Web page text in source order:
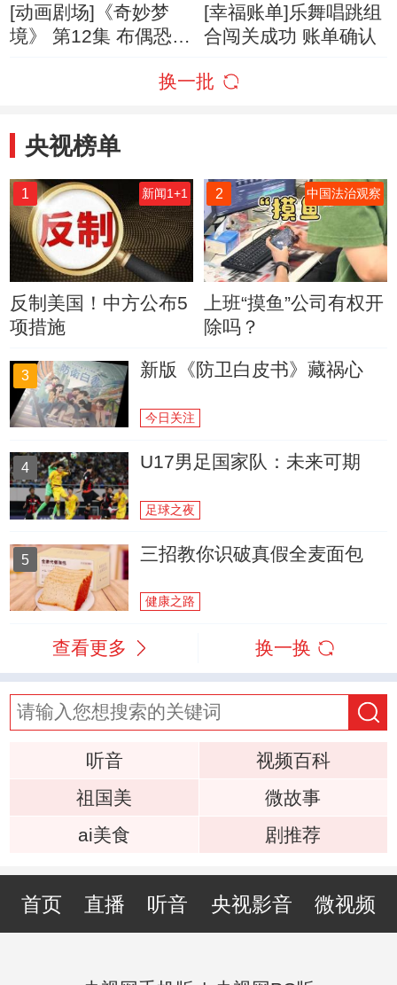
[动画剧场]《奇妙梦
境》 第12集 布偶恐龙
[幸福账单]乐舞唱跳组
合闯关成功 账单确认
换一批
央视榜单
1 新闻1+1
反制美国！中方公布5
项措施
2 中国法治观察
上班“摸鱼”公司有权开
除吗？
3 新版《防卫白皮书》藏祸心
今日关注
4 U17男足国家队：未来可期
足球之夜
5 三招教你识破真假全麦面包
健康之路
查看更多 换一换
听音
视频百科
祖国美
微故事
ai美食
剧推荐
首页 直播 听音 央视影音 微视频